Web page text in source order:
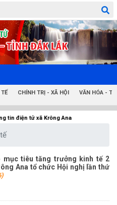
Tiếng Việt Tiếng Anh
CHÍNH TRỊ - XÃ HỘI VĂN HÓA -
mục tiêu tăng trưởng kinh tế 2
Ana tổ chức Hội nghị lần thứ